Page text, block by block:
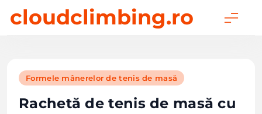
cloudclimbing.ro
Formele mânerelor de tenis de masă
Rachetă de tenis de masă cu